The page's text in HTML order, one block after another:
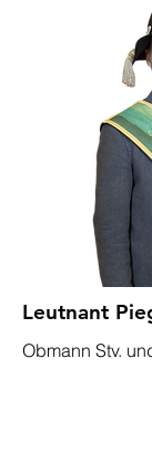
Leutnant
Obmann Stv.